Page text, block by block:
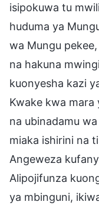
isipokuwa tu
huduma ya
wa Mungu
na hakuna
kuonyesha kazi
Kwake kwa mara
na ubinadamu
miaka ishirini na
Angeweza
Alipojifunza
ya mbinguni,